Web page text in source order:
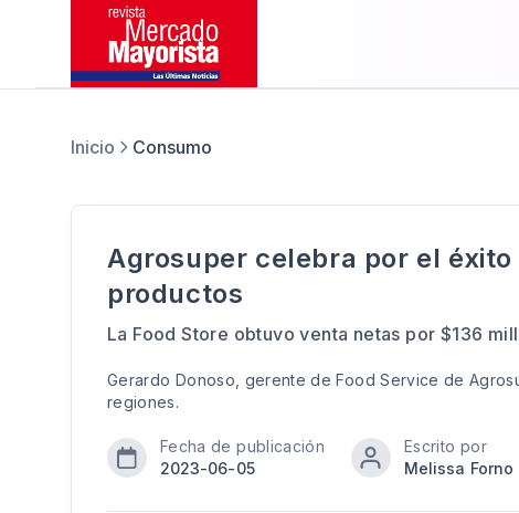
Inicio Consumo
Agrosuper celebra por el
productos
La Food Store obtuvo venta netas por $136
Gerardo Donoso, gerente de Food Service de
regiones.
Fecha de publicación
2023-06-05
Escrito por
Melissa Forno